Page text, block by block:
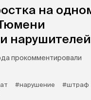
на
нарушителей
прокомментировали
#нарушение #штраф